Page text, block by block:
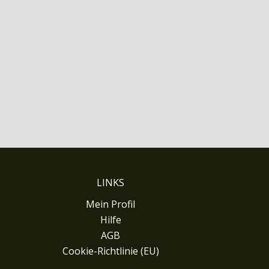
LINKS
Mein Profil
Hilfe
AGB
Cookie-Richtlinie (EU)